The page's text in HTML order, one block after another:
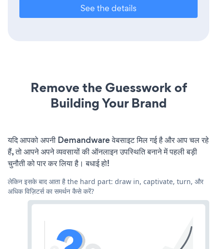
See the details
Remove the Guesswork of
Building Your Brand
यदि आपको अपनी Demandware वेबसाइट मिल गई है और आप चल रहे
हैं, तो आपने अपने व्यवसायों की ऑनलाइन उपस्थिति बनाने में पहली बड़ी
चुनौती को पार कर लिया है। बधाई हो!
लेकिन इसके बाद आता है the hard part: draw in, captivate, turn, और
अधिक विज़िटर्स का समर्थन कैसे करें?